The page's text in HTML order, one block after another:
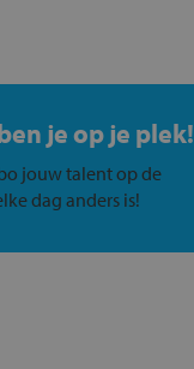
je op je plek!
jouw talent op de
dag anders is!